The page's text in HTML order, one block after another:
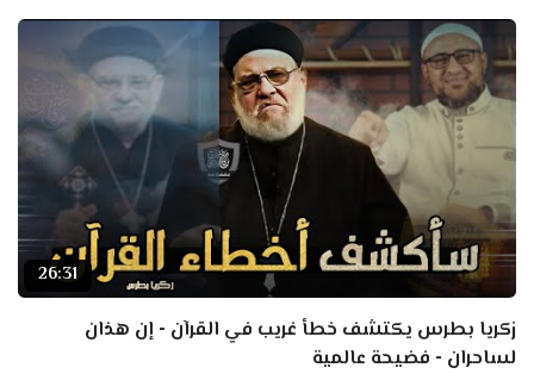
26:31
زكريا بطرس يكتشف خطأ غريب في القرآن - إن هذان
لساحران - فضيحة عالمية